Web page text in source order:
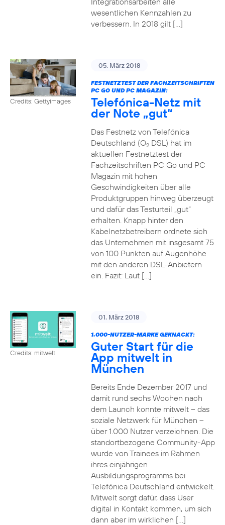
wesentlichen Kennzahlen zu
verbessern. In 2018 gilt […]
Credits: Gettyimages
05. März 2018
FESTNETZTEST DER FACHZEITSCHRIFTEN
PC GO UND PC MAGAZIN:
Telefónica-Netz mit
der Note „gut“
Das Festnetz von Telefónica
Deutschland (O2DSL) hat im
aktuellen Festnetztest der
Fachzeitschriften PC Go und PC
Magazin mit hohen
Geschwindigkeiten über alle
Produktgruppen hinweg überzeugt
und dafür das Testurteil „gut“
erhalten. Knapp hinter den
Kabelnetzbetreibern ordnete sich
das Unternehmen mit insgesamt 75
von 100 Punkten auf Augenhöhe
mit den anderen DSL-Anbietern
ein. Fazit: Laut […]
Credits: mitwelt
01. März 2018
1.000-NUTZER-MARKE GEKNACKT:
Guter Start für die
App mitwelt in
München
Bereits Ende Dezember 2017 und
damit rund sechs Wochen nach
dem Launch konnte mitwelt – das
soziale Netzwerk für München –
über 1.000 Nutzer verzeichnen. Die
standortbezogene Community-App
wurde von Trainees im Rahmen
ihres einjährigen
Ausbildungsprogramms bei
Telefónica Deutschland entwickelt.
Mitwelt sorgt dafür, dass User
digital in Kontakt kommen, um sich
dann aber im wirklichen […]